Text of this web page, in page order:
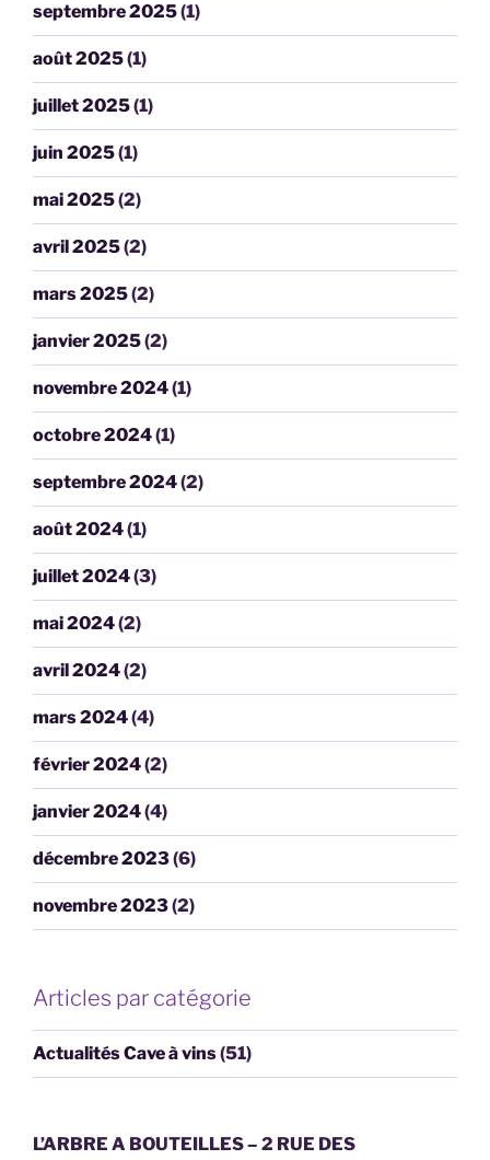
septembre 2025(1)
août 2025(1)
juillet 2025(1)
juin 2025(1)
mai 2025(2)
avril 2025(2)
mars 2025(2)
janvier 2025(2)
novembre 2024(1)
octobre 2024(1)
septembre 2024(2)
août 2024(1)
juillet 2024(3)
mai 2024(2)
avril 2024(2)
mars 2024(4)
février 2024(2)
janvier 2024(4)
décembre 2023(6)
novembre 2023(2)
Articles par catégorie
Actualités Cave à vins(51)
L’ARBRE A BOUTEILLES – 2 RUE DES